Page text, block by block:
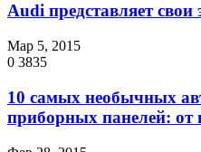
Audi представляет
Мар 5, 2015
0 3835
10 самых необычных
приборных панелей: от